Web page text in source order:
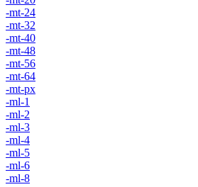
-mt-24
-mt-32
-mt-40
-mt-48
-mt-56
-mt-64
-mt-px
-ml-1
-ml-2
-ml-3
-ml-4
-ml-5
-ml-6
-ml-8